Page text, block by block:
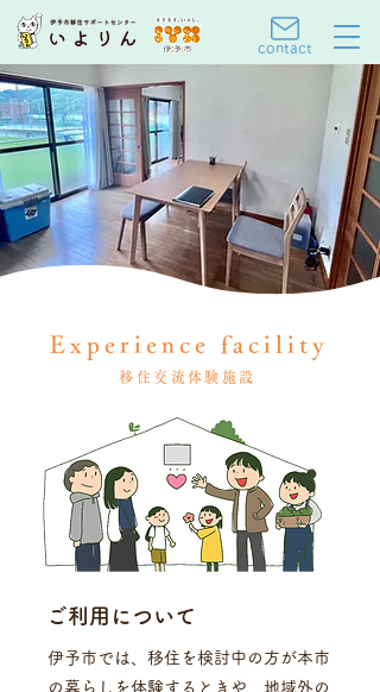
contact
Experience facility
移住交流体験施設
ご利用について
伊予市では、移住を検討中の方が本市
の暮らしを体験するときや、地域外の